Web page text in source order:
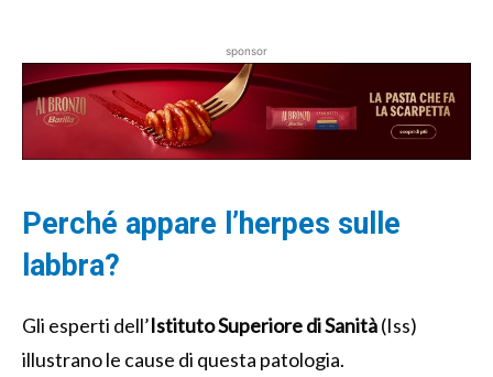
sponsor
Perché appare l’herpes sulle
labbra?
Gli esperti dell’Istituto Superiore di Sanità(Iss)
illustrano le cause di questa patologia.